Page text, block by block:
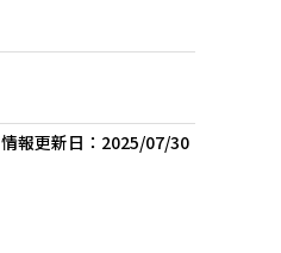
情報更新日： 2025/07/30